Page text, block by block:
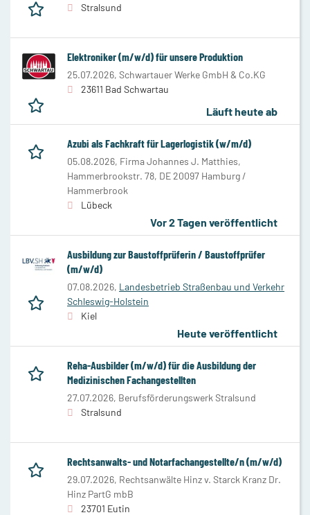
Stralsund
Elektroniker (m/w/d) für unsere Produktion
25.07.2026, Schwartauer Werke GmbH & Co.KG
23611 Bad Schwartau
Läuft heute ab
Azubi als Fachkraft für Lagerlogistik (w/m/d)
05.08.2026, Firma Johannes J. Matthies,
Hammerbrookstr. 78, DE 20097 Hamburg /
Hammerbrook
Lübeck
Vor 2 Tagen veröffentlicht
Ausbildung zur Baustoffprüferin / Baustoffprüfer
(m/w/d)
07.08.2026, Landesbetrieb Straßenbau und Verkehr
Schleswig-Holstein
Kiel
Heute veröffentlicht
Reha-Ausbilder (m/w/d) für die Ausbildung der
Medizinischen Fachangestellten
27.07.2026, Berufsförderungswerk Stralsund
Stralsund
Rechtsanwalts- und Notarfachangestellte/n (m/w/d)
29.07.2026, Rechtsanwälte Hinz v. Starck Kranz Dr.
Hinz PartG mbB
23701 Eutin